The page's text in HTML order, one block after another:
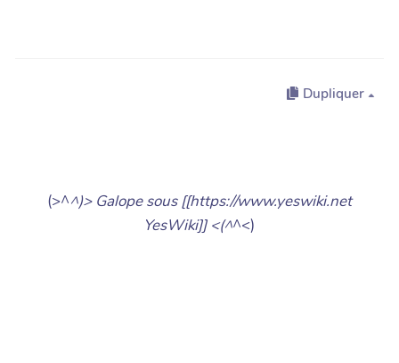
Dupliquer
(>^^)> Galope sous [[https://www.yeswiki.net
YesWiki]] <(^^<)